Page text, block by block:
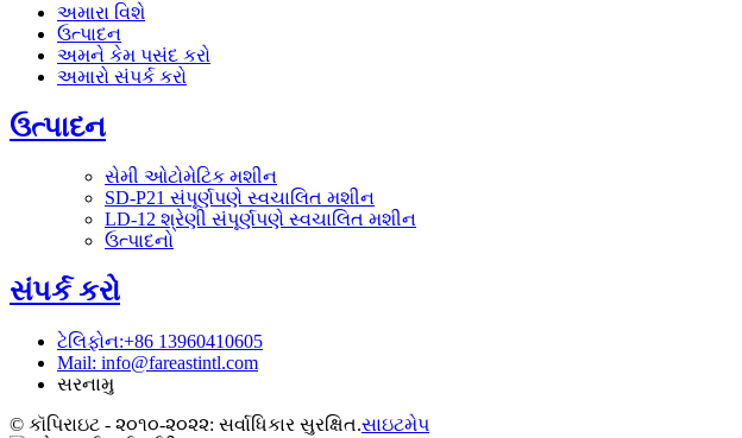
અમારા વિશે
ઉત્પાદન
અમને કેમ પસંદ કરો
અમારો સંપર્ક કરો
ઉત્પાદન
સેમી ઓટોમેટિક મશીન
SD-P21 સંપૂર્ણપણે સ્વચાલિત મશીન
LD-12 શ્રેણી સંપૂર્ણપણે સ્વચાલિત મશીન
ઉત્પાદનો
સંપર્ક કરો
ટેલિફોન:+86 13960410605
Mail: info@fareastintl.com
સરનામુ
© કૉપિરાઇટ - ૨૦૧૦-૨૦૨૨: સર્વાધિકાર સુરક્ષિત.સાઇટમેપ